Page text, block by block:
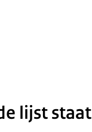
lijst staat